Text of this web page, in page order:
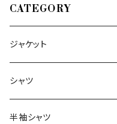
CATEGORY
ジャケット
～44/S
46/M
シャツ
～44/S
半袖シャツ